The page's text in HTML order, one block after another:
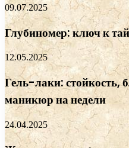
09.07.2025
Глубиномер: ключ к
12.05.2025
Гель-лаки: стойкость,
маникюр на недели
24.04.2025